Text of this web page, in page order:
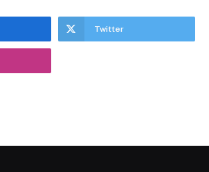
Twitter